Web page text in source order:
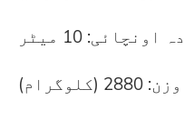
10 میٹر
(کلوگرام)